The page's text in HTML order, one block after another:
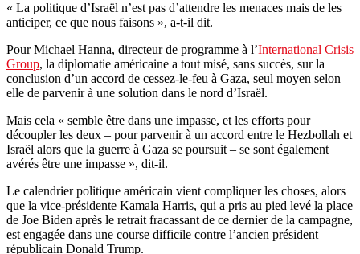
« La politique d’Israël n’est pas d’attendre les menaces mais de les
anticiper, ce que nous faisons », a-t-il dit.
Pour Michael Hanna, directeur de programme à l’International Crisis
Group, la diplomatie américaine a tout misé, sans succès, sur la
conclusion d’un accord de cessez-le-feu à Gaza, seul moyen selon
elle de parvenir à une solution dans le nord d’Israël.
Mais cela « semble être dans une impasse, et les efforts pour
découpler les deux – pour parvenir à un accord entre le Hezbollah et
Israël alors que la guerre à Gaza se poursuit – se sont également
avérés être une impasse », dit-il.
Le calendrier politique américain vient compliquer les choses, alors
que la vice-présidente Kamala Harris, qui a pris au pied levé la place
de Joe Biden après le retrait fracassant de ce dernier de la campagne,
est engagée dans une course difficile contre l’ancien président
républicain Donald Trump.